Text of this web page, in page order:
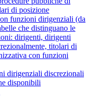
di posizione
funzioni dirigenziali (da
che distinguano le
dirigenti, dirigenti
titolari di
con funzioni
dirigenziali discrezionali
disponibili